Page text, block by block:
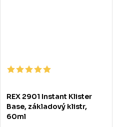
REX 2901 Instant Klister
Base, základový klistr,
60ml